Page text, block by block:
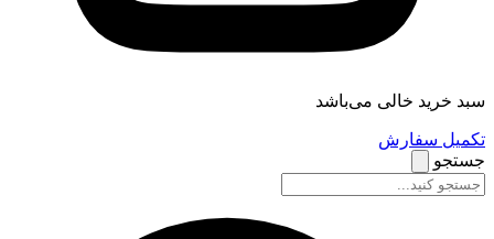
سبد خرید خالی می‌باشد
تکمیل سفارش
جستجو